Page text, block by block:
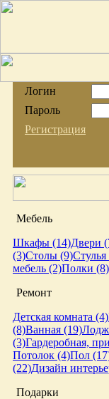
Логин
Пароль
Регистрация
Мебель
Шкафы (14)Двери
(3)Столы (9)Стулья
мебель (2)Полки (8)
Ремонт
Детская комната (4)
(8)Ванная (19)
(3)Гардеробная,
Потолок (4)Пол
(22)Дизайн
Подарки